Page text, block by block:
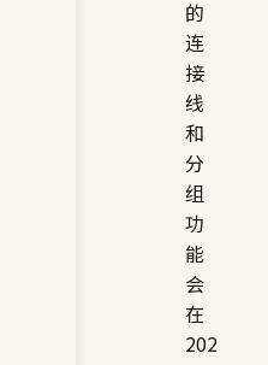
的
连
接
线
和
分
组
功
能
会
在
202